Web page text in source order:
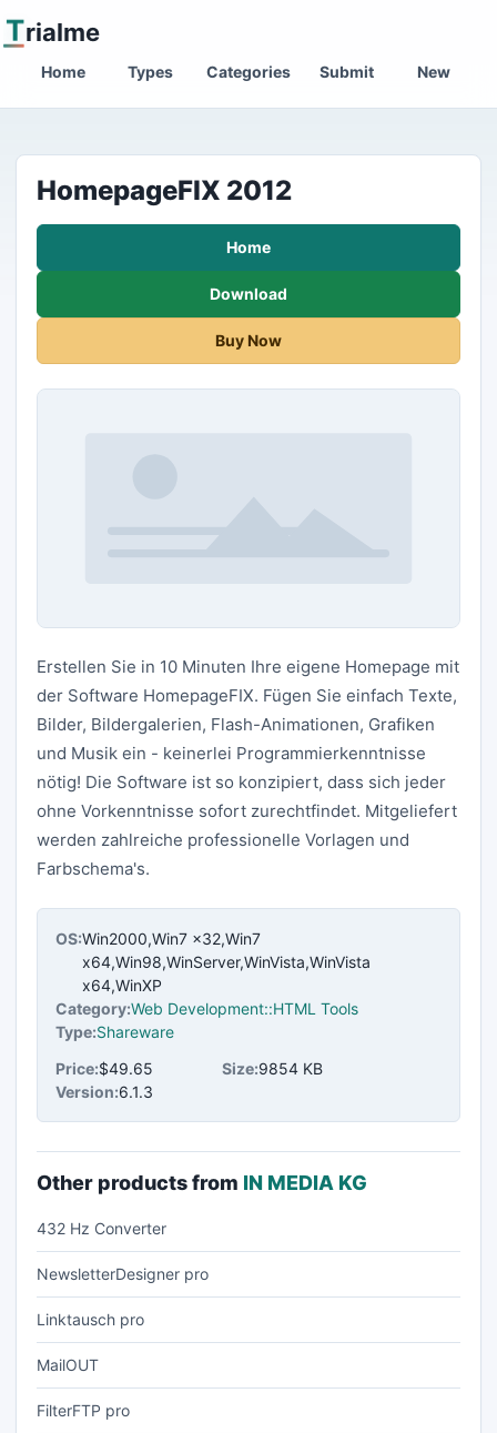
Trialme
Home Types Categories Submit New
HomepageFIX 2012
Home
Download
Buy Now
Erstellen Sie in 10 Minuten Ihre eigene Homepage mit
der Software HomepageFIX. Fügen Sie einfach Texte,
Bilder, Bildergalerien, Flash-Animationen, Grafiken
und Musik ein - keinerlei Programmierkenntnisse
nötig! Die Software ist so konzipiert, dass sich jeder
ohne Vorkenntnisse sofort zurechtfindet. Mitgeliefert
werden zahlreiche professionelle Vorlagen und
Farbschema's.
OS:Win2000,Win7 x32,Win7
x64,Win98,WinServer,WinVista,WinVista
x64,WinXP
Category:Web Development::HTML Tools
Type:Shareware
Price:$49.65 Size:9854 KB
Version:6.1.3
Other products from IN MEDIA KG
432 Hz Converter
NewsletterDesigner pro
Linktausch pro
MailOUT
FilterFTP pro